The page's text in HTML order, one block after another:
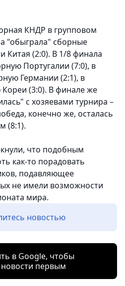
КНДР в групповом
"обыграла" сборные
Китая (2:0). В 1/8 финала
Португалии (7:0), в
Германии (2:1), в
(3:0). В финале же
с хозяевами турнира –
конечно же, осталась
(8:1).
что подобным
как-то порадовать
подавляющее
не имели возможности
мира.
новостью
в Google, чтобы
новости первым